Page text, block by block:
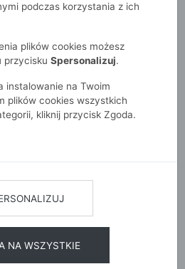
lat podczas korzystania z ich
plików cookies możesz
przycisku Spersonalizuj.
instalowanie na Twoim
plików cookies wszystkich
kliknij przycisk Zgoda.
NA WSZYSTKIE